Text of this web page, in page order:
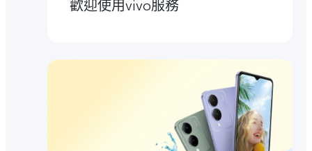
歡迎使用vivo服務